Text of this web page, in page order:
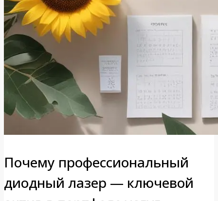
Почему профессиональный
диодный лазер — ключевой